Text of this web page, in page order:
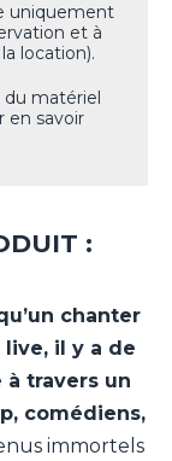
uniquement
et à
location).
du matériel
en savoir
:
chanter
live, il y a de
à travers un
comédiens,
immortels